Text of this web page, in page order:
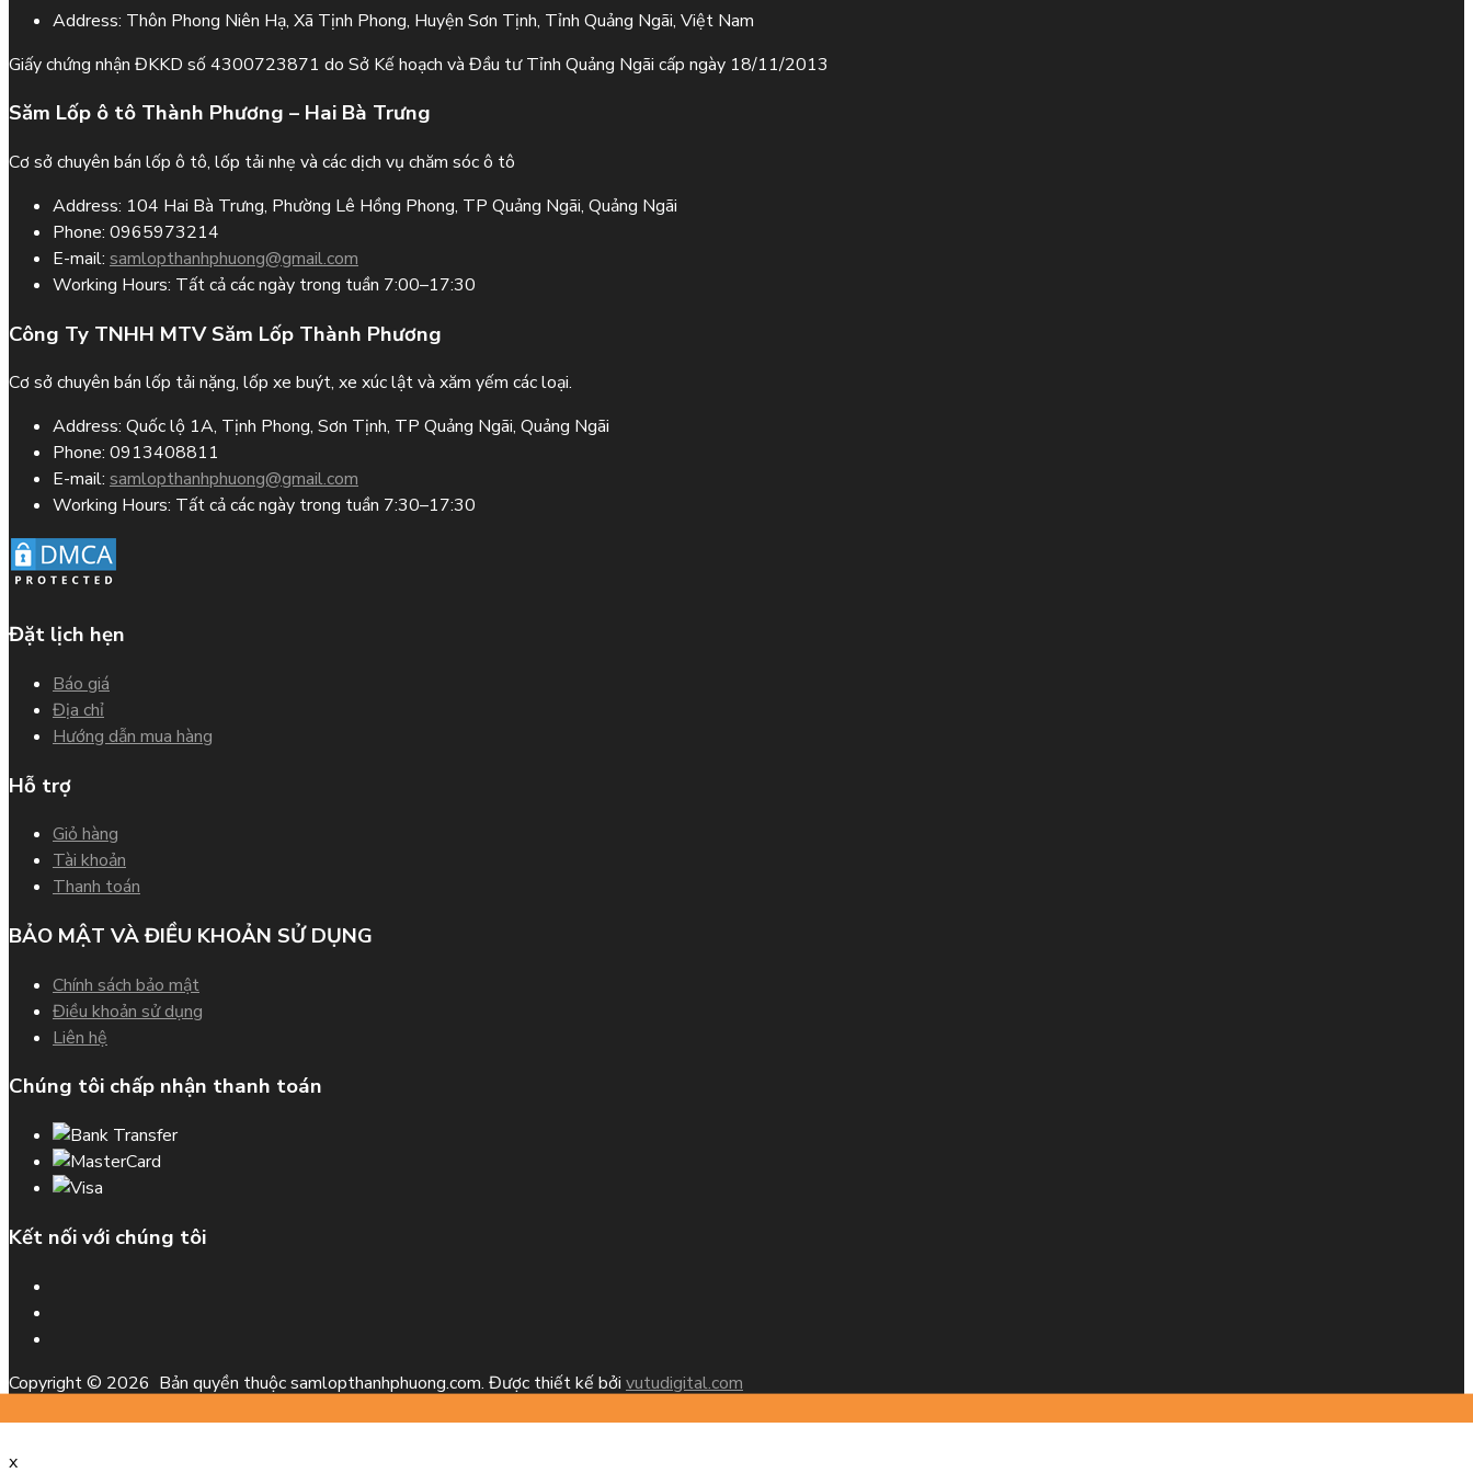
Address: Thôn Phong Niên Hạ, Xã Tịnh Phong, Huyện Sơn Tịnh, Tỉnh Quảng Ngãi, Việt Nam
Giấy chứng nhận ĐKKD số 4300723871 do Sở Kế hoạch và Đầu tư Tỉnh Quảng Ngãi cấp ngày 18/11/2013
Săm Lốp ô tô Thành Phương – Hai Bà Trưng
Cơ sở chuyên bán lốp ô tô, lốp tải nhẹ và các dịch vụ chăm sóc ô tô
Address: 104 Hai Bà Trưng, Phường Lê Hồng Phong, TP Quảng Ngãi, Quảng Ngãi
Phone: 0965973214
E-mail: samlopthanhphuong@gmail.com
Working Hours: Tất cả các ngày trong tuần 7:00–17:30
Công Ty TNHH MTV Săm Lốp Thành Phương
Cơ sở chuyên bán lốp tải nặng, lốp xe buýt, xe xúc lật và xăm yếm các loại.
Address: Quốc lộ 1A, Tịnh Phong, Sơn Tịnh, TP Quảng Ngãi, Quảng Ngãi
Phone: 0913408811
E-mail: samlopthanhphuong@gmail.com
Working Hours: Tất cả các ngày trong tuần 7:30–17:30
Đặt lịch hẹn
Báo giá
Địa chỉ
Hướng dẫn mua hàng
Hỗ trợ
Giỏ hàng
Tài khoản
Thanh toán
BẢO MẬT VÀ ĐIỀU KHOẢN SỬ DỤNG
Chính sách bảo mật
Điều khoản sử dụng
Liên hệ
Chúng tôi chấp nhận thanh toán
Kết nối với chúng tôi
Copyright © 2026 Bản quyền thuộc samlopthanhphuong.com. Được thiết kế bởi vutudigital.com
x